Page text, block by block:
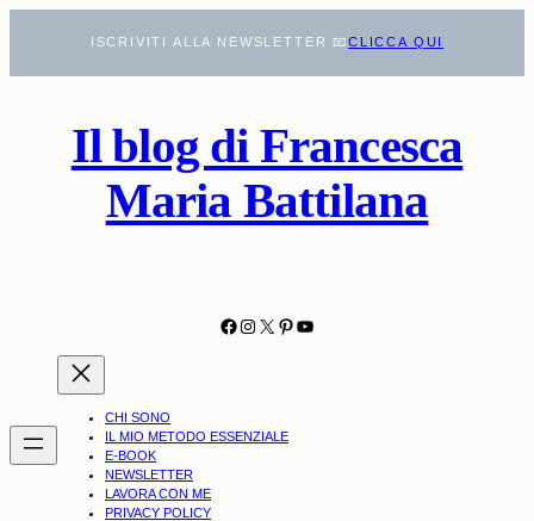
contenuto
ISCRIVITI ALLA NEWSLETTER 📧CLICCA QUI
Il blog di Francesca
Maria Battilana
Facebook
Instagram
X Pinterest
YouTube
CHI SONO
IL MIO METODO ESSENZIALE
E-BOOK
NEWSLETTER
LAVORA CON ME
PRIVACY POLICY